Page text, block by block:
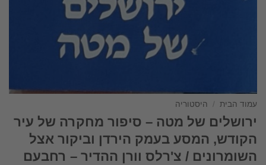
עמוד הבית / היסטוריה
ירושלים של מטה – סיפור מחקרה של עיר
הקודש, המסע בעמק הירדן וביקור אצל
השומרונים / צ'רלס וורן ההדיר – רחבעם